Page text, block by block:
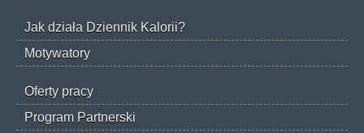
Jak działa Dziennik Kalorii?
Motywatory
Oferty pracy
Program Partnerski